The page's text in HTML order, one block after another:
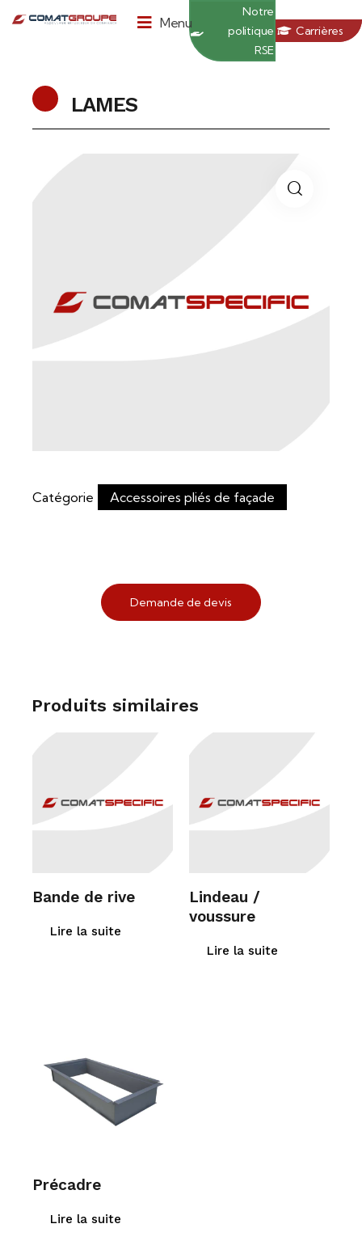
Menu
Notre
politique
RSE
Carrières
LAMES
Catégorie Accessoires pliés de façade
Demande de devis
Produits similaires
Bande de rive
Lire la suite
Lindeau /
voussure
Lire la suite
Précadre
Lire la suite